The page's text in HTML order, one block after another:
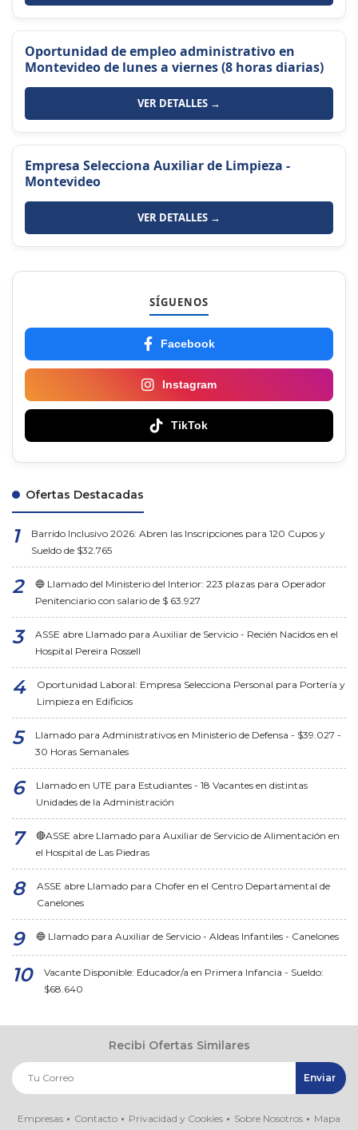
Oportunidad de empleo administrativo en
Montevideo de lunes a viernes (8 horas diarias)
VER DETALLES →
Empresa Selecciona Auxiliar de Limpieza -
Montevideo
VER DETALLES →
SÍGUENOS
Facebook
Instagram
TikTok
Ofertas Destacadas
Barrido Inclusivo 2026: Abren las Inscripciones para 120 Cupos y
Sueldo de $32.765
🔵 Llamado del Ministerio del Interior: 223 plazas para Operador
Penitenciario con salario de $ 63.927
ASSE abre Llamado para Auxiliar de Servicio - Recién Nacidos en el
Hospital Pereira Rossell
Oportunidad Laboral: Empresa Selecciona Personal para Portería y
Limpieza en Edificios
Llamado para Administrativos en Ministerio de Defensa - $39.027 -
30 Horas Semanales
Llamado en UTE para Estudiantes - 18 Vacantes en distintas
Unidades de la Administración
🔴ASSE abre Llamado para Auxiliar de Servicio de Alimentación en
el Hospital de Las Piedras
ASSE abre Llamado para Chofer en el Centro Departamental de
Canelones
🔵 Llamado para Auxiliar de Servicio - Aldeas Infantiles - Canelones
Vacante Disponible: Educador/a en Primera Infancia - Sueldo:
$68.640
Recibi Ofertas Similares
Empresas Contacto Privacidad y Cookies Sobre Nosotros
Mapa